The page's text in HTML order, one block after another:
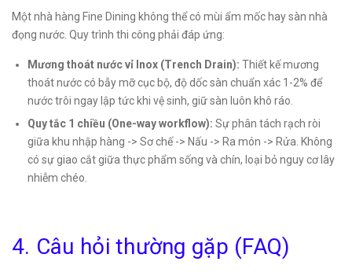
Một nhà hàng Fine Dining không thể có mùi ẩm mốc hay sàn nhà
đọng nước. Quy trình thi công phải đáp ứng:
Mương thoát nước vỉ Inox (Trench Drain): Thiết kế mương
thoát nước có bẫy mỡ cục bộ, độ dốc sàn chuẩn xác 1-2% để
nước trôi ngay lập tức khi vệ sinh, giữ sàn luôn khô ráo.
Quy tắc 1 chiều (One-way workflow): Sự phân tách rạch ròi
giữa khu nhập hàng -> Sơ chế -> Nấu -> Ra món -> Rửa. Không
có sự giao cắt giữa thực phẩm sống và chín, loại bỏ nguy cơ lây
nhiễm chéo.
4. Câu hỏi thường gặp (FAQ)